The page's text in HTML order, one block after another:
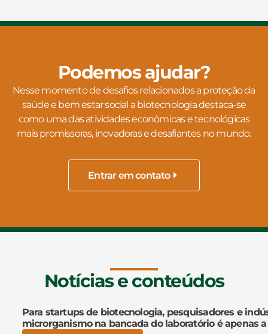
Podemos ajudar?
Nesse momento de desafios relacionados a proteção da
saúde e bem estar social a biotecnologia destaca-se
como uma das atividades econômicas e tecnológicas
mais promissoras, inovadoras e desafiantes no mundo.
Entrar em contato
Notícias e conteúdos
Para startups de biotecnologia, pesquisadores e
microrganismo na bancada do laboratório é apenas